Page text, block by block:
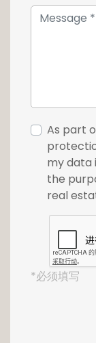
As part
my data
the
real
*必须填写